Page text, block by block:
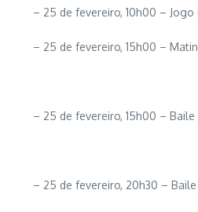
– 25 de fevereiro, 10h00 –
– 25 de fevereiro, 15h00 –
– 25 de fevereiro, 15h00 –
– 25 de fevereiro, 20h30 –